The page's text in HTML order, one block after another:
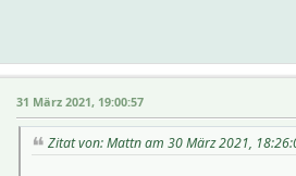
31 März 2021, 19:00:57
Zitat von: Mattn am 30 März 2021,